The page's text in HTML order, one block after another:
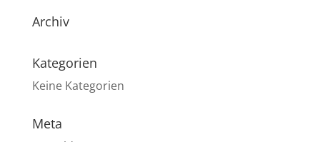
Archiv
Kategorien
Keine Kategorien
Meta